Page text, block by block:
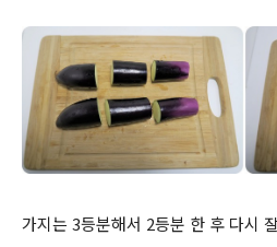
가지는 3등분해서 2등분 한 후 다시